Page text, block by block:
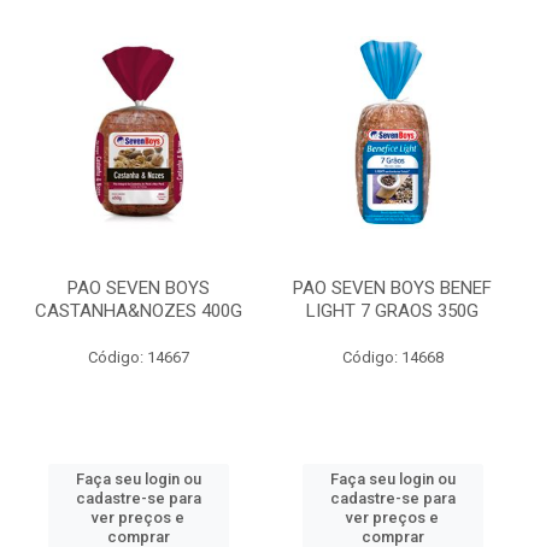
PAO SEVEN BOYS
CASTANHA&NOZES 400G
Código: 14667
Faça seu login ou
cadastre-se para
ver preços e
comprar
PAO SEVEN BOYS BENEF
LIGHT 7 GRAOS 350G
Código: 14668
Faça seu login ou
cadastre-se para
ver preços e
comprar